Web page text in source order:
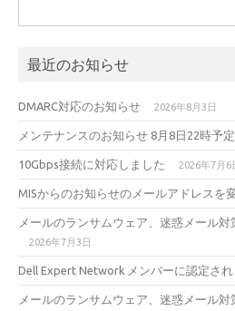
索:
最近のお知らせ
DMARC対応のお知らせ 2026年8月3日
メンテナンスのお知らせ 8月8日22時予定
10Gbps接続に対応しました 2026年7月6
MISからのお知らせのメールアドレスを
メールのランサムウェア、迷惑メール
2026年7月3日
Dell Expert Network メンバーに認定され
メールのランサムウェア、迷惑メール